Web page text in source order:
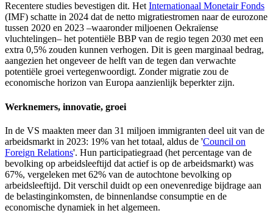
Recentere studies bevestigen dit. HetInternationaal Monetair Fonds
(IMF) schatte in 2024 dat de netto migratiestromen naar de eurozone
tussen 2020 en 2023 –waaronder miljoenen Oekraïense
vluchtelingen– het potentiële BBP van de regio tegen 2030 met een
extra 0,5% zouden kunnen verhogen. Dit is geen marginaal bedrag,
aangezien het ongeveer de helft van de tegen dan verwachte
potentiële groei vertegenwoordigt. Zonder migratie zou de
economische horizon van Europa aanzienlijk beperkter zijn.
Werknemers, innovatie, groei
In de VS maakten meer dan 31 miljoen immigranten deel uit van de
arbeidsmarkt in 2023: 19% van het totaal, aldus de 'Council on
Foreign Relations'. Hun participatiegraad (het percentage van de
bevolking op arbeidsleeftijd dat actief is op de arbeidsmarkt) was
67%, vergeleken met 62% van de autochtone bevolking op
arbeidsleeftijd. Dit verschil duidt op een onevenredige bijdrage aan
de belastinginkomsten, de binnenlandse consumptie en de
economische dynamiek in het algemeen.